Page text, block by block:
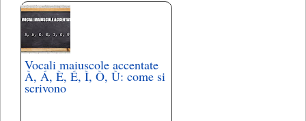
Vocali maiuscole accentate
À, Á, È, É, Ì, Ò, Ù: come si
scrivono